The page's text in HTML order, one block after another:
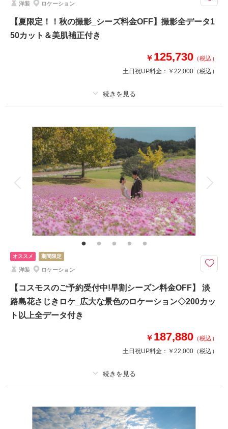
撮影日：
撮影場所：
洋装 ロケーション
【夏限定！！秋の撮影_シーズ料金OFF】撮影全データ1
50カット＆美肌補正付き
￥ 125,730 （税込）
土日祝UP料金： ￥22,000 （税込）
撮影料 新婦衣装1着
着付け ヘアメイク 小物一式
アルバム データ 150 カット 台紙付写真
衣装追加 会食 挙式
家族と撮影 家族用衣装レンタル ペットと撮影
その他含むもの
小物アクセサリー / ドレス補正無料 / 美肌レタッチ補正付き
おしゃれなお店やレトロな建物と現代の建物が融合し町並みロケーション！
ペットやご家族様、マイカーでも撮影も可能でございます！！
・全データ（美肌・スタイルアップ補正付き）
・新郎・新婦衣装(スタンダード)
・新婦ヘアメイク・アテンド
・アクセサリー
オススメ 期間限定
洋装 ロケーション
【コスモスのご予約受付中!早割シーズン料金OFF】 淡
路島花さじきロケ_広大な景色のロケーション◇200カッ
ト以上全データ付き
￥ 187,880 （税込）
土日祝UP料金： ￥22,000 （税込）
撮影料 新婦衣装1着